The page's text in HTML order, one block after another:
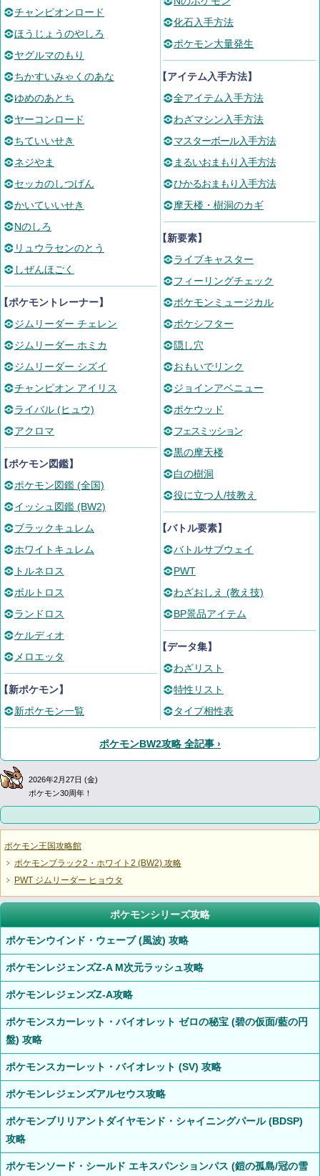
チャンピオンロード
ほうじょうのやしろ
ヤグルマのもり
ちかすいみゃくのあな
ゆめのあとち
ヤーコンロード
ちていいせき
ネジやま
セッカのしつげん
かいていいせき
Nのしろ
リュウラセンのとう
しぜんほごく
ポケモントレーナー】
ジムリーダー チェレン
ジムリーダー ホミカ
ジムリーダー シズイ
チャンピオン アイリス
ライバル (ヒュウ)
アクロマ
ポケモン図鑑】
ポケモン図鑑 (全国)
イッシュ図鑑 (BW2)
ブラックキュレム
ホワイトキュレム
トルネロス
ボルトロス
ランドロス
ケルディオ
メロエッタ
新ポケモン】
新ポケモン一覧
化石入手方法
ポケモン大量発生
【アイテム入手方法】
全アイテム入手方法
わざマシン入手方法
マスターボール入手方法
まるいおまもり入手方法
ひかるおまもり入手方法
摩天楼・樹洞のカギ
【新要素】
ライブキャスター
フィーリングチェック
ポケモンミュージカル
ポケシフター
隠し穴
おもいでリンク
ジョインアベニュー
ポケウッド
フェスミッション
黒の摩天楼
白の樹洞
役に立つ人/技教え
【バトル要素】
バトルサブウェイ
PWT
わざおしえ (教え技)
BP景品アイテム
【データ集】
わざリスト
特性リスト
タイプ相性表
ポケモンBW2攻略 全記事 ›
2026年2月27日 (金)
ポケモン30周年！
ポケモン王国攻略館
ポケモンブラック2・ホワイト2 (BW2) 攻略
PWT ジムリーダー ヒョウタ
ポケモンシリーズ攻略
ポケモンウインド・ウェーブ (風波) 攻略
ポケモンレジェンズZ-A M次元ラッシュ攻略
ポケモンレジェンズZ-A攻略
ポケモンスカーレット・バイオレット ゼロの秘宝 (碧の仮面/藍の円
盤) 攻略
ポケモンスカーレット・バイオレット (SV) 攻略
ポケモンレジェンズアルセウス攻略
ポケモンブリリアントダイヤモンド・シャイニングパール (BDSP)
攻略
ポケモンソード・シールド エキスパンションパス (鎧の孤島/冠の雪